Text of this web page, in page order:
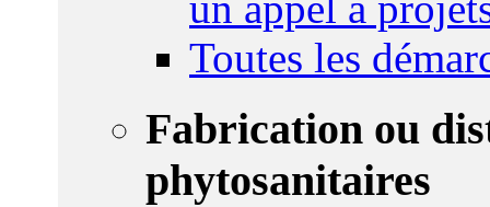
Toutes les
Fabrication ou
phytosanitaires